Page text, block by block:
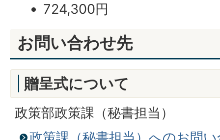
724,300円
お問い合わせ先
贈呈式について
政策部政策課（秘書担当）